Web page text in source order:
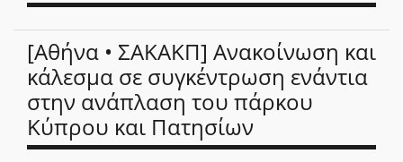
[Αθήνα • ΣΑΚΑΚΠ] Ανακοίνωση και
κάλεσμα σε συγκέντρωση ενάντια
στην ανάπλαση του πάρκου
Κύπρου και Πατησίων